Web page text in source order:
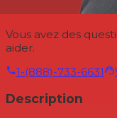
Vous avez des
aider.
1-(888)-733-6631
Description